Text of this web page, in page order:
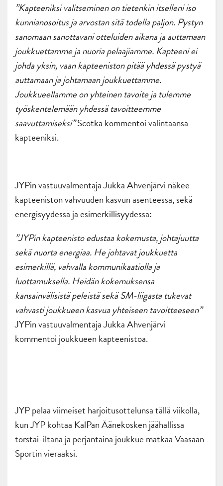
”Kapteeniksi valitseminen on tietenkin itselleni iso
kunnianosoitus ja arvostan sitä todella paljon. Pystyn
sanomaan sanottavani otteluiden aikana ja auttamaan
joukkuettamme ja nuoria pelaajiamme. Kapteeni ei
johda yksin, vaan kapteeniston pitää yhdessä pystyä
auttamaan ja johtamaan joukkuettamme.
Joukkueellamme on yhteinen tavoite ja tulemme
työskentelemään yhdessä tavoitteemme
saavuttamiseksi”Scotka kommentoi valintaansa
kapteeniksi.
JYPin vastuuvalmentaja Jukka Ahvenjärvi näkee
kapteeniston vahvuuden kasvun asenteessa, sekä
energisyydessä ja esimerkillisyydessä:
”JYPin kapteenisto edustaa kokemusta, johtajuutta
sekä nuorta energiaa. He johtavat joukkuetta
esimerkillä, vahvalla kommunikaatiolla ja
luottamuksella. Heidän kokemuksensa
kansainvälisistä peleistä sekä SM-liigasta tukevat
vahvasti joukkueen kasvua yhteiseen tavoitteeseen”
JYPin vastuuvalmentaja Jukka Ahvenjärvi
kommentoi joukkueen kapteenistoa.
JYP pelaa viimeiset harjoitusottelunsa tällä viikolla,
kun JYP kohtaa KalPan Äänekosken jäähallissa
torstai-iltana ja perjantaina joukkue matkaa Vaasaan
Sportin vieraaksi.